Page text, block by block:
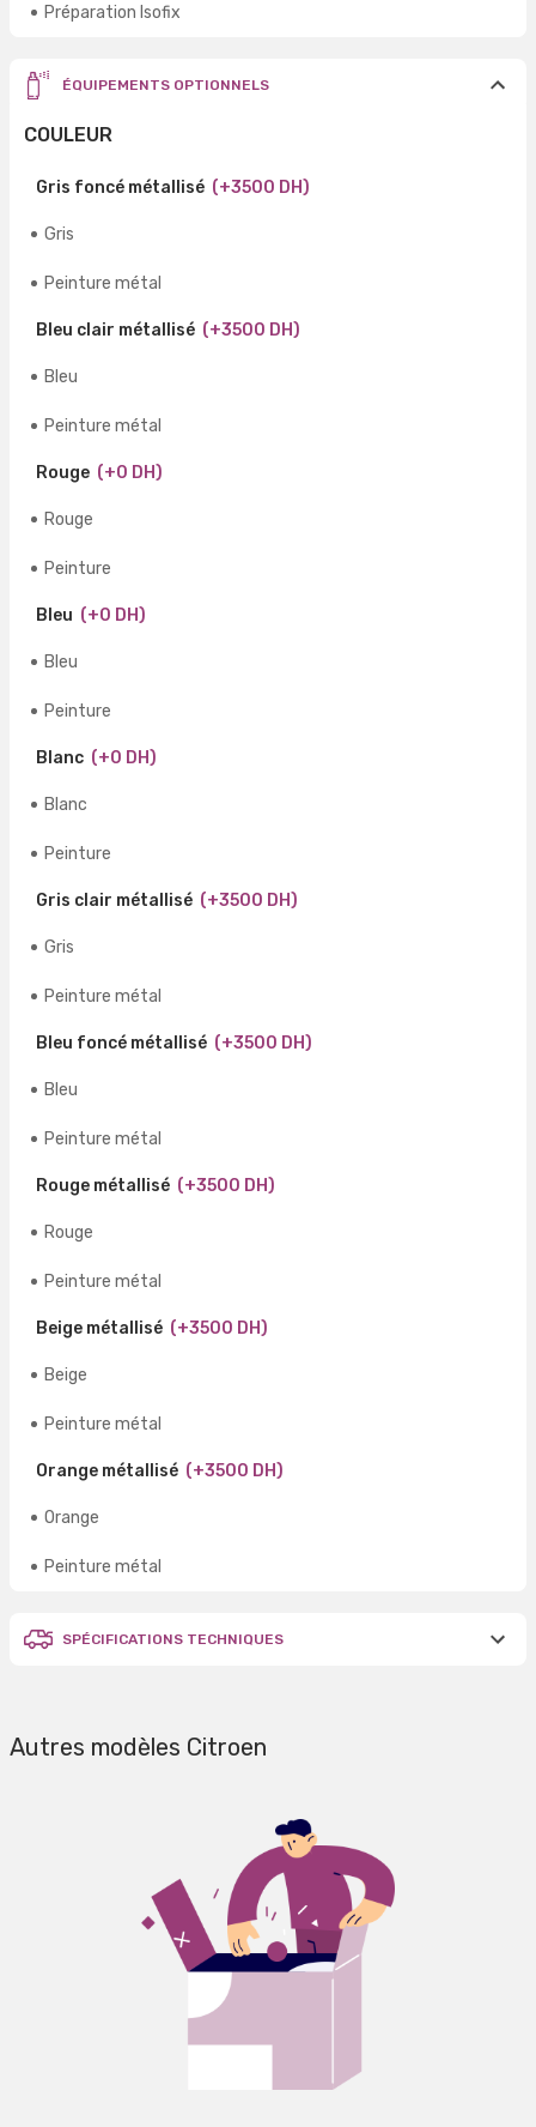
Préparation Isofix
ÉQUIPEMENTS OPTIONNELS
COULEUR
Gris foncé métallisé (+3500 DH)
Gris
Peinture métal
Bleu clair métallisé (+3500 DH)
Bleu
Peinture métal
Rouge (+0 DH)
Rouge
Peinture
Bleu (+0 DH)
Bleu
Peinture
Blanc (+0 DH)
Blanc
Peinture
Gris clair métallisé (+3500 DH)
Gris
Peinture métal
Bleu foncé métallisé (+3500 DH)
Bleu
Peinture métal
Rouge métallisé (+3500 DH)
Rouge
Peinture métal
Beige métallisé (+3500 DH)
Beige
Peinture métal
Orange métallisé (+3500 DH)
Orange
Peinture métal
SPÉCIFICATIONS TECHNIQUES
Autres modèles Citroen